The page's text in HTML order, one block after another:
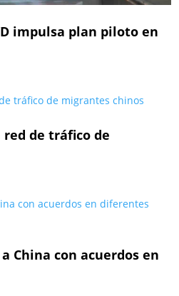
impulsa plan piloto en
de tráfico de
China con acuerdos en